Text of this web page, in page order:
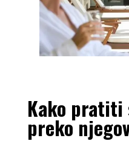
Kako pratiti
preko